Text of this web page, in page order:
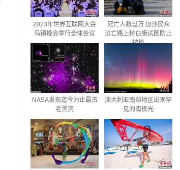
2023年世界互联网大会
乌镇峰会举行全体会议
死亡人数过万 加沙民众
逃亡路上持白旗试图防止
被枪
NASA发现迄今为止最古
老黑洞
澳大利亚南部地区出现罕
见的南极光